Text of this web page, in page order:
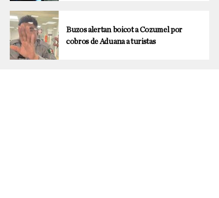
Buzos alertan boicot a Cozumel por
cobros de Aduana a turistas